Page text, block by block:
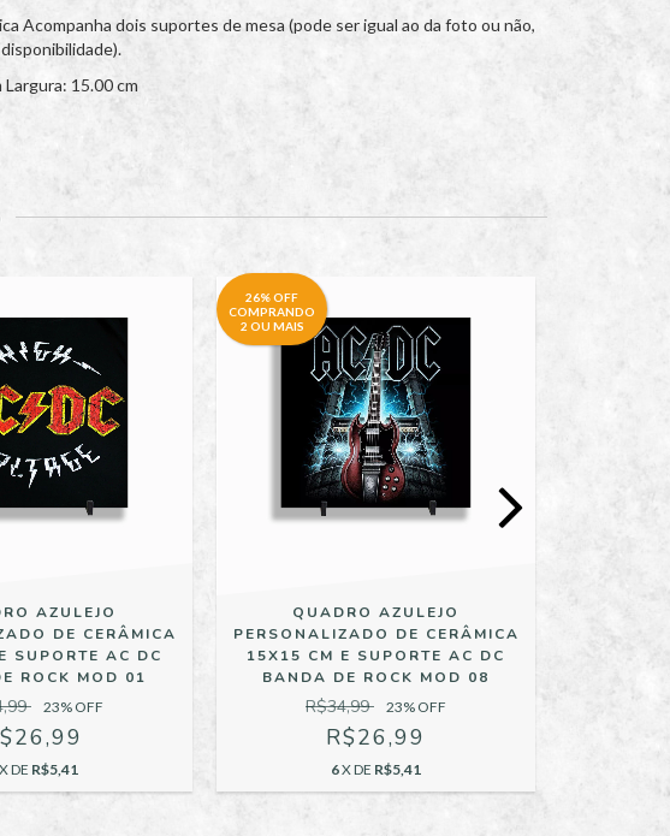
Acompanha dois suportes de mesa (pode ser igual ao da foto ou não,
15.00 cm
AZULEJO
DE CERÂMICA
SUPORTE AC DC
ROCK MOD 01
23% OFF
X DE R$5,41
26% OFF
COMPRANDO
2 OU MAIS
QUADRO AZULEJO
PERSONALIZADO DE CERÂMICA
15X15 CM E SUPORTE AC DC
BANDA DE ROCK MOD 08
R$34,99 23% OFF
R$26,99
6X DE R$5,41